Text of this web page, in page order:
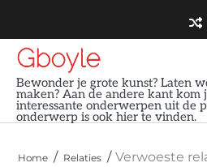
content
Gboyle
Bewonder je grote kunst? Laten
maken? Aan de andere kant
interessante onderwerpen uit de
onderwerp is ook hier te vinden.
Home Relaties Verwoeste